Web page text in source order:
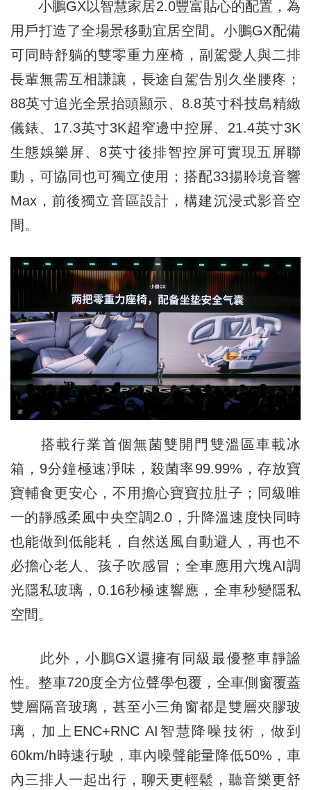
小鵬GX以智慧家居2.0豐富貼心的配置，為
用戶打造了全場景移動宜居空間。小鵬GX配備
可同時舒躺的雙零重力座椅，副駕愛人與二排
長輩無需互相謙讓，長途自駕告別久坐腰疼；
88英寸追光全景抬頭顯示、8.8英寸科技島精緻
儀錶、17.3英寸3K超窄邊中控屏、21.4英寸3K
生態娛樂屏、8英寸後排智控屏可實現五屏聯
動，可協同也可獨立使用；搭配33揚聆境音響
Max，前後獨立音區設計，構建沉浸式影音空
間。
搭載行業首個無菌雙開門雙溫區車載冰
箱，9分鐘極速凈味，殺菌率99.99%，存放寶
寶輔食更安心，不用擔心寶寶拉肚子；同級唯
一的靜感柔風中央空調2.0，升降溫速度快同時
也能做到低能耗，自然送風自動避人，再也不
必擔心老人、孩子吹感冒；全車應用六塊AI調
光隱私玻璃，0.16秒極速響應，全車秒變隱私
空間。
此外，小鵬GX還擁有同級最優整車靜謐
性。整車720度全方位聲學包覆，全車側窗覆蓋
雙層隔音玻璃，甚至小三角窗都是雙層夾膠玻
璃，加上ENC+RNC AI智慧降噪技術，做到
60km/h時速行駛，車內噪聲能量降低50%，車
內三排人一起出行，聊天更輕鬆，聽音樂更舒